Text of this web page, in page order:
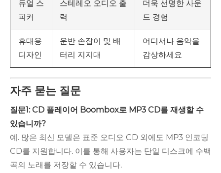
듀얼 스
피커
스테레오 오디오 출
력
더욱 선명한 사운
드 경험
휴대용
디자인
운반 손잡이 및 배
터리 지지대
어디서나 음악을
감상하세요
자주 묻는 질문
질문1: CD 플레이어 Boombox로 MP3 CD를 재생할 수
있습니까?
예. 많은 최신 모델은 표준 오디오 CD 외에도 MP3 인코딩
CD를 지원합니다. 이를 통해 사용자는 단일 디스크에 수백
곡의 노래를 저장할 수 있습니다.